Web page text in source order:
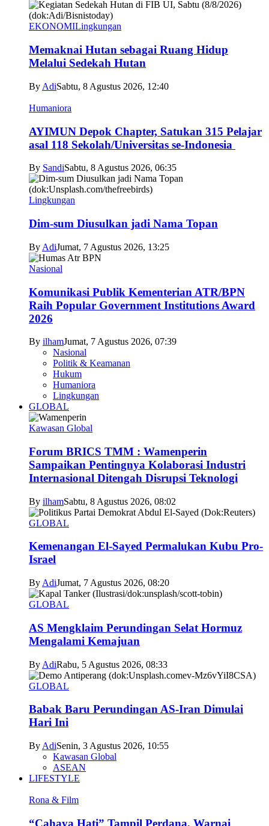
EKONOMILingkungan
Memaknai Hutan sebagai Ruang Hidup
Melalui Sedekah Hutan
By AdiSabtu, 8 Agustus 2026, 12:40
Humaniora
AYIMUN Depok Chapter, Satukan 315 Pelajar
asal 118 Sekolah/Universitas se-Indonesia
By SandiSabtu, 8 Agustus 2026, 06:35
Lingkungan
Dim-sum Diusulkan jadi Nama Topan
By AdiJumat, 7 Agustus 2026, 13:25
Nasional
Komunikasi Publik Kementerian ATR/BPN
Raih Popular Government Institutions Award
2026
By ilhamJumat, 7 Agustus 2026, 07:39
Nasional
Politik & Keamanan
Hukum
Humaniora
Lingkungan
GLOBAL
Kawasan Global
Forum BRICS TMM : Wamenperin
Sampaikan Pentingnya Kolaborasi Industri
Internasional Ditengah Disrupsi Teknologi
By ilhamSabtu, 8 Agustus 2026, 08:02
GLOBAL
Kemenangan El-Sayed Permalukan Kubu Pro-
Israel
By AdiJumat, 7 Agustus 2026, 08:20
GLOBAL
AS Mengklaim Perundingan Selat Hormuz
Mengalami Kemajuan
By AdiRabu, 5 Agustus 2026, 08:33
GLOBAL
Babak Baru Perundingan AS-Iran Dimulai
Hari Ini
By AdiSenin, 3 Agustus 2026, 10:55
Kawasan Global
ASEAN
LIFESTYLE
Rona & Film
“Cahaya Hati” Tampil Perdana, Warnai